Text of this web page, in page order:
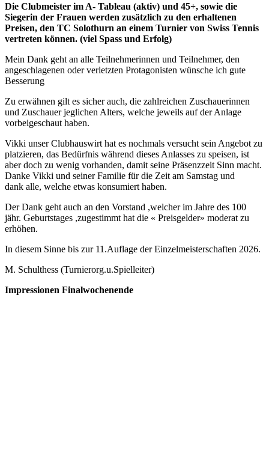
Die Clubmeister im A- Tableau (aktiv) und 45+, sowie die
Siegerin der Frauen werden zusätzlich zu den erhaltenen
Preisen, den TC Solothurn an einem Turnier von Swiss Tennis
vertreten können. (viel Spass und Erfolg)
Mein Dank geht an alle Teilnehmerinnen und Teilnehmer, den
angeschlagenen oder verletzten Protagonisten wünsche ich gute
Besserung
Zu erwähnen gilt es sicher auch, die zahlreichen Zuschauerinnen
und Zuschauer jeglichen Alters, welche jeweils auf der Anlage
vorbeigeschaut haben.
Vikki unser Clubhauswirt hat es nochmals versucht sein Angebot zu
platzieren, das Bedürfnis während dieses Anlasses zu speisen, ist
aber doch zu wenig vorhanden, damit seine Präsenzzeit Sinn macht.
Danke Vikki und seiner Familie für die Zeit am Samstag und
dank alle, welche etwas konsumiert haben.
Der Dank geht auch an den Vorstand ,welcher im Jahre des 100
jähr. Geburtstages ,zugestimmt hat die « Preisgelder» moderat zu
erhöhen.
In diesem Sinne bis zur 11.Auflage der Einzelmeisterschaften 2026.
M. Schulthess (Turnierorg.u.Spielleiter)
Impressionen Finalwochenende